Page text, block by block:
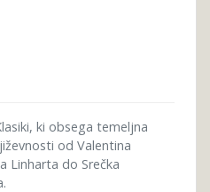
ki obsega temeljna
od Valentina
Linharta do Srečka